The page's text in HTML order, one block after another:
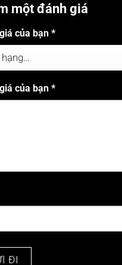
một đánh giá
của bạn*
của bạn*